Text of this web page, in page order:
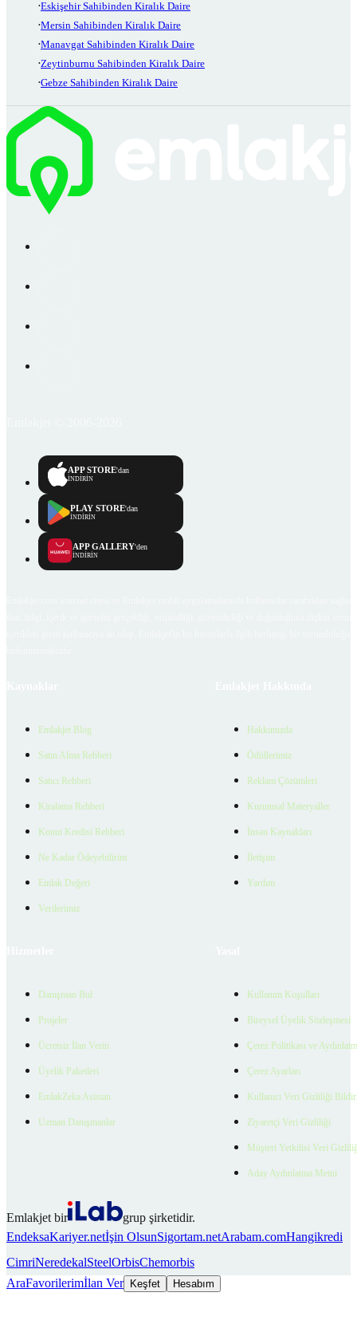
Eskişehir Sahibinden Kiralık Daire
Mersin Sahibinden Kiralık Daire
Manavgat Sahibinden Kiralık Daire
Zeytinburnu Sahibinden Kiralık Daire
Gebze Sahibinden Kiralık Daire
APP STORE'dan
İNDİRİN
PLAY STORE'dan
İNDİRİN
APP GALLERY'den
İNDİRİN
Emlakjet Blog
Satın Alma Rehberi
Satıcı Rehberi
Kiralama Rehberi
Konut Kredisi Rehberi
Ne Kadar Ödeyebilirim
Emlak Değeri
Verilerimiz
Hakkımızda
Ödüllerimiz
Reklam Çözümleri
Kurumsal Materyaller
İnsan Kaynakları
İletişim
Yardım
Danışman Bul
Projeler
Ücretsiz İlan Verin
Üyelik Paketleri
EmlakZeka Asistan
Uzman Danışmanlar
Kullanım Koşulları
Bireysel Üyelik Sözleşmesi
Çerez Politikası ve
Çerez Ayarları
Kullanıcı Veri Gizliliği
Ziyaretçi Veri Gizliliği
Müşteri Yetkilisi Veri
Aday Aydınlatma Metni
Emlakjet bir
grup şirketidir.
EndeksaKariyer.netİşin OlsunSigortam.netArabam.comHangikredi
CimriNeredekalSteelOrbisChemorbis
AraFavorilerimİlan Ver Keşfet Hesabım